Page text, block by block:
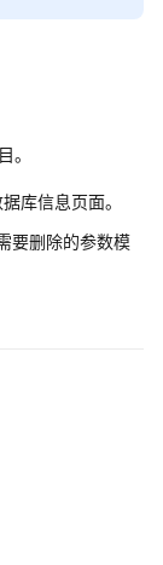
。
库信息页面。
要删除的参数模